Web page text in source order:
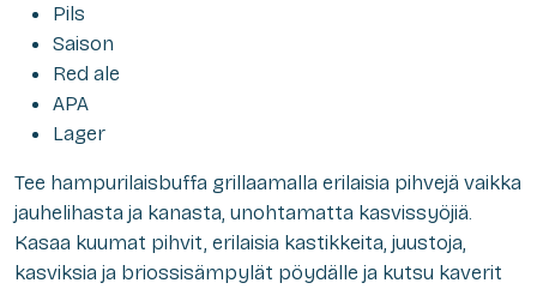
Pils
Saison
Red ale
APA
Lager
Tee hampurilaisbuffa grillaamalla erilaisia pihvejä vaikka
jauhelihasta ja kanasta, unohtamatta kasvissyöjiä.
Kasaa kuumat pihvit, erilaisia kastikkeita, juustoja,
kasviksia ja briossisämpylät pöydälle ja kutsu kaverit